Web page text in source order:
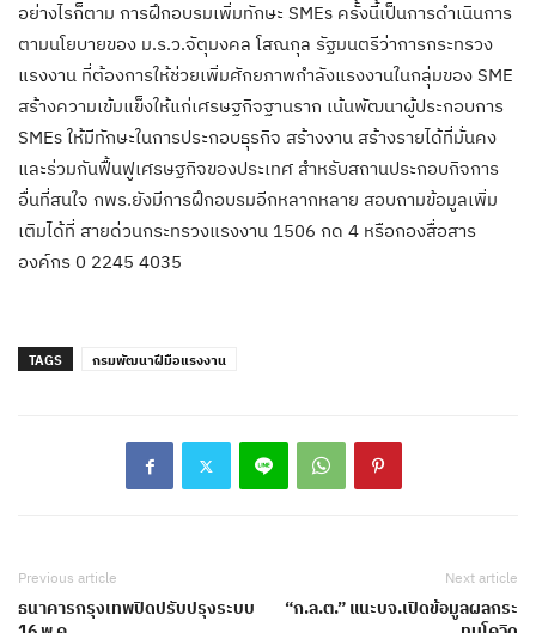
อย่างไรก็ตาม การฝึกอบรมเพิ่มทักษะ SMEs ครั้งนี้เป็นการดำเนินการ
ตามนโยบายของ ม.ร.ว.จัตุมงคล โสณกุล รัฐมนตรีว่าการกระทรวง
แรงงาน ที่ต้องการให้ช่วยเพิ่มศักยภาพกำลังแรงงานในกลุ่มของ SME
สร้างความเข้มแข็งให้แก่เศรษฐกิจฐานราก เน้นพัฒนาผู้ประกอบการ
SMEs ให้มีทักษะในการประกอบธุรกิจ สร้างงาน สร้างรายได้ที่มั่นคง
และร่วมกันฟื้นฟูเศรษฐกิจของประเทศ สำหรับสถานประกอบกิจการ
อื่นที่สนใจ กพร.ยังมีการฝึกอบรมอีกหลากหลาย สอบถามข้อมูลเพิ่ม
เติมได้ที่ สายด่วนกระทรวงแรงงาน 1506 กด 4 หรือกองสื่อสาร
องค์กร 0 2245 4035
TAGS กรมพัฒนาฝีมือแรงงาน
Previous article
ธนาคารกรุงเทพปิดปรับปรุงระบบ
Next article
“ก.ล.ต.” แนะบจ.เปิดข้อมูลผลกระ